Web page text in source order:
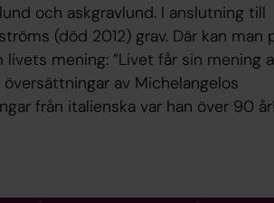
och askgravlund. I anslutning till
(död 2012) grav. Där kan man
mening: ”Livet får sin mening
av Michelangelos
från italienska var han över 90 år!